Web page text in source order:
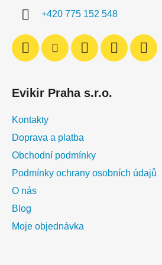
+420 775 152 548
Evikir Praha s.r.o.
Kontakty
Doprava a platba
Obchodní podmínky
Podmínky ochrany osobních údajů
O nás
Blog
Moje objednávka